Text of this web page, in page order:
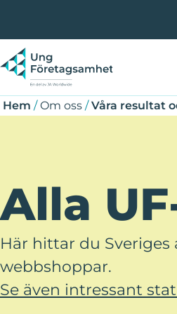
Hem / Om oss / Våra resultat
Alla
Här hittar du
webbshoppar.
Se även intressant